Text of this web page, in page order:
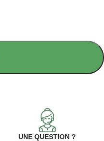
UNE QUESTION ?